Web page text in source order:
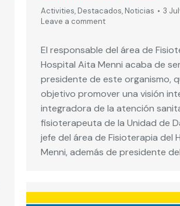
Activities, Destacados, Noticias
3
Leave a comment
El responsable del área de
Hospital Aita Menni acaba de
presidente de este organismo,
objetivo promover una visión
integradora de la atención
fisioterapeuta de la Unidad de
jefe del área de Fisioterapia del
Menni, además de presidente